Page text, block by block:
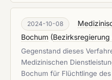
2024-10-08
Bochum (
Gegenstand dieses
Medizinischen
Bochum für Flüchtlinge